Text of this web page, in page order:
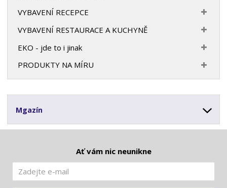
VYBAVENÍ RECEPCE
VYBAVENÍ RESTAURACE A KUCHYNĚ
EKO - jde to i jinak
PRODUKTY NA MÍRU
Mgazín
Ať vám nic neunikne